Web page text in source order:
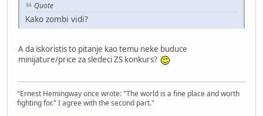
Quote
Kako zombi vidi?
A da iskoristis to pitanje kao temu neke buduce
minijature/price za sledeci ZS konkurs?
"Ernest Hemingway once wrote: "The world is a fine place and worth
fighting for." I agree with the second part."